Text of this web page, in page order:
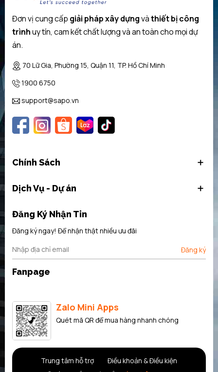
Bình trộn có chia tỷ lệ.
Lưỡi dao có thể tháo rời làm bằng thép không gỉ để cắt thịt, pho
mát, hành tây, rau thơm, tỏi, trái cây và rau quả
Mẹo làm bột nhuyễn
Đơn vị cung cấp giải pháp xây dựngvàthiết bị công
trìnhuy tín, cam kết chất lượng và an toàn cho mọi dự
án.
70 Lữ Gia, Phường 15, Quận 11, TP. Hồ Chí Minh
1900 6750
support@sapo.vn
Chính Sách
Dịch Vụ - Dự án
Đăng Ký Nhận Tin
Đăng ký ngay! Để nhận thật nhiều ưu đãi
Đăng ký
Fanpage
Zalo Mini Apps
Quét mã QR để mua hàng nhanh chóng
Trung tâm hỗ trợ
Điều khoản & Điều kiện